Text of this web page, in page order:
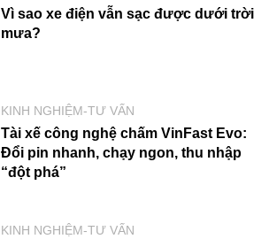
Vì sao xe điện vẫn sạc được dưới trời
mưa?
KINH NGHIỆM-TƯ VẤN
Tài xế công nghệ chấm VinFast Evo:
Đổi pin nhanh, chạy ngon, thu nhập
“đột phá”
KINH NGHIỆM-TƯ VẤN